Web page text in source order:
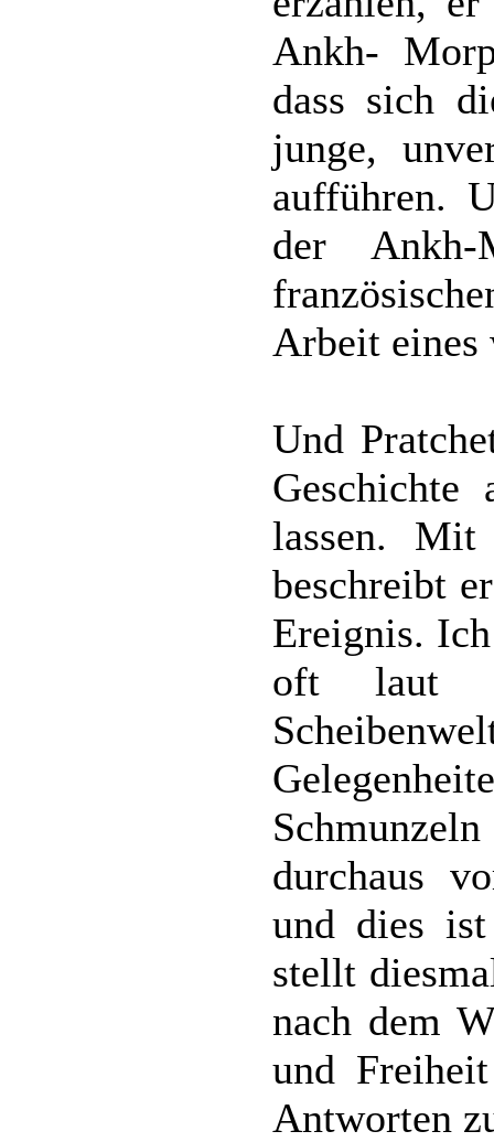
Ankh-
dass sich
junge,
aufführen.
der Ankh-
Arbeit eines
Und
Geschichte
lassen. Mit
beschreibt
Ereignis.
oft laut
durchaus
und dies
stellt
nach dem
und
Antworten